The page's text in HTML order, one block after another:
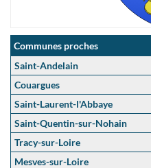
Communes proches
Saint-Andelain
Couargues
Saint-Laurent-l'Abbaye
Saint-Quentin-sur-Nohain
Tracy-sur-Loire
Mesves-sur-Loire